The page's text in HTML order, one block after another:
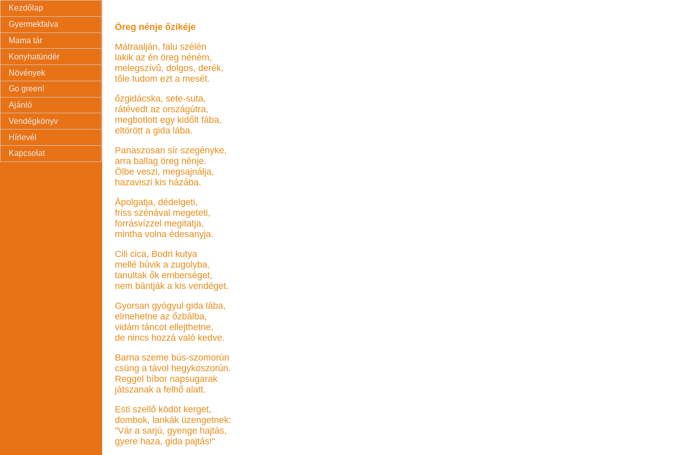
Kezdőlap
Gyermekfalva
Mama tár
Konyhatündér
Növények
Go green!
Ajánló
Vendégkönyv
Hírlevél
Kapcsolat
Öreg nénje őzikéje
Mátraalján, falu szélén
lakik az én öreg néném,
melegszívû, dolgos, derék,
tőle tudom ezt a mesét.
őzgidácska, sete-suta,
rátévedt az országútra,
megbotlott egy kidőlt fába,
eltörött a gida lába.
Panaszosan sír szegényke,
arra ballag öreg nénje.
Ölbe veszi, megsajnálja,
hazaviszi kis házába.
Ápolgatja, dédelgeti,
friss szénával megeteti,
forrásvízzel megitatja,
mintha volna édesanyja.
Cili cica, Bodri kutya
mellé búvik a zugolyba,
tanultak ők emberséget,
nem bántják a kis vendéget.
Gyorsan gyógyul gida lába,
elmehetne az őzbálba,
vidám táncot ellejthetne,
de nincs hozzá való kedve.
Barna szeme bús-szomorún
csüng a távol hegykoszorún.
Reggel bíbor napsugarak
játszanak a felhő alatt.
Esti szellő ködöt kerget,
dombok, lankák üzengetnek:
"Vár a sarjú, gyenge hajtás,
gyere haza, gida pajtás!"